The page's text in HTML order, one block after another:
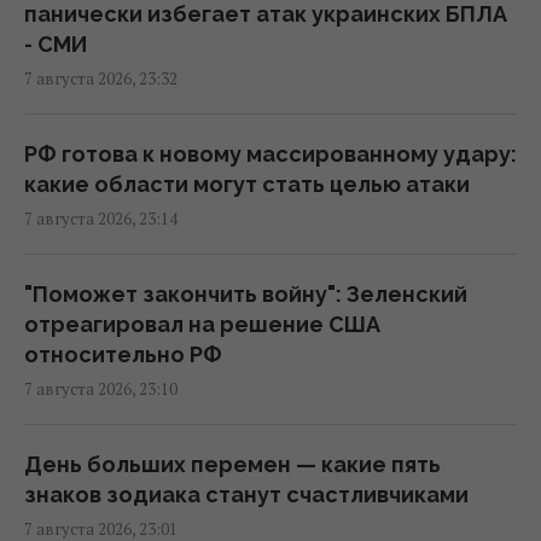
ядерный крейсер за $5 млрд, но есть
проблема
22:12 пятница, 07 августа 2026
Россия намерена окончательно
аннексировать часть Грузии, – страны
НАТО
Во время визитов Путина в регионы на АЗС
появляется много дешевого бензина, - Le
Monde
США сделали неутешительный прогноз по
экспорту украинского зерна: Bloomberg
панически избегает атак украинских БПЛА
- СМИ
7 августа 2026, 23:32
РФ готова к новому массированному удару:
какие области могут стать целью атаки
7 августа 2026, 23:14
"Поможет закончить войну": Зеленский
отреагировал на решение США
относительно РФ
7 августа 2026, 23:10
День больших перемен — какие пять
знаков зодиака станут счастливчиками
7 августа 2026, 23:01